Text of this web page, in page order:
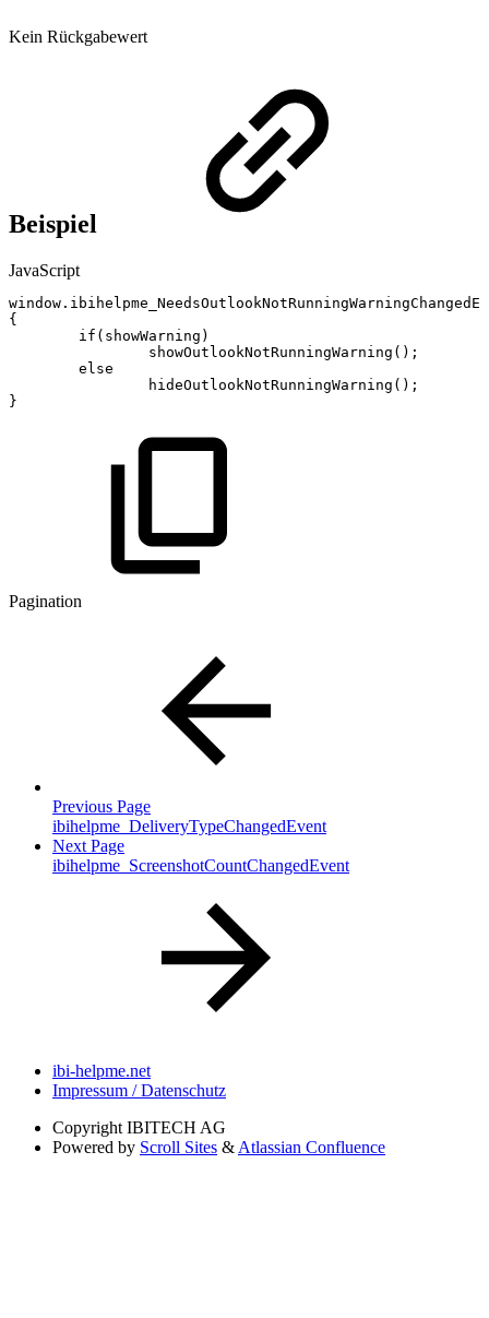
Kein Rückgabewert
Beispiel
JavaScript
window .
{
if ( showWarning )
showOutlookNotRunningWarning ( ) ;
else
hideOutlookNotRunningWarning ( ) ;
}
Pagination
Previous Page
ibihelpme_DeliveryTypeChangedEvent
Next Page
ibihelpme_ScreenshotCountChangedEvent
ibi-helpme.net
Impressum / Datenschutz
Copyright IBITECH AG
Powered by Scroll Sites & Atlassian Confluence